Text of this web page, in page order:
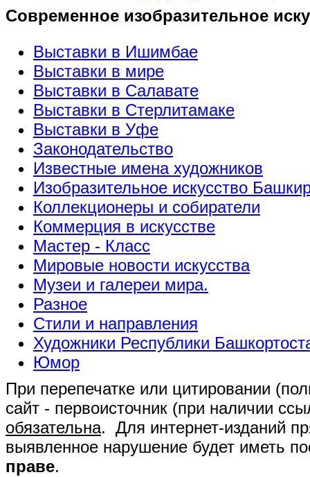
Современное изобразительное
Выставки в Ишимбае
Выставки в мире
Выставки в Салавате
Выставки в Стерлитамаке
Выставки в Уфе
Законодательство
Известные имена художников
Изобразительное искусство
Коллекционеры и собиратели
Коммерция в искусстве
Мастер - Класс
Мировые новости искусства
Музеи и галереи мира.
Разное
Стили и направления
Художники Республики
Юмор
При перепечатке или цитировании
сайт - первоисточник (при наличии
обязательна. Для интернет-изданий
выявленное нарушение будет иметь
праве.